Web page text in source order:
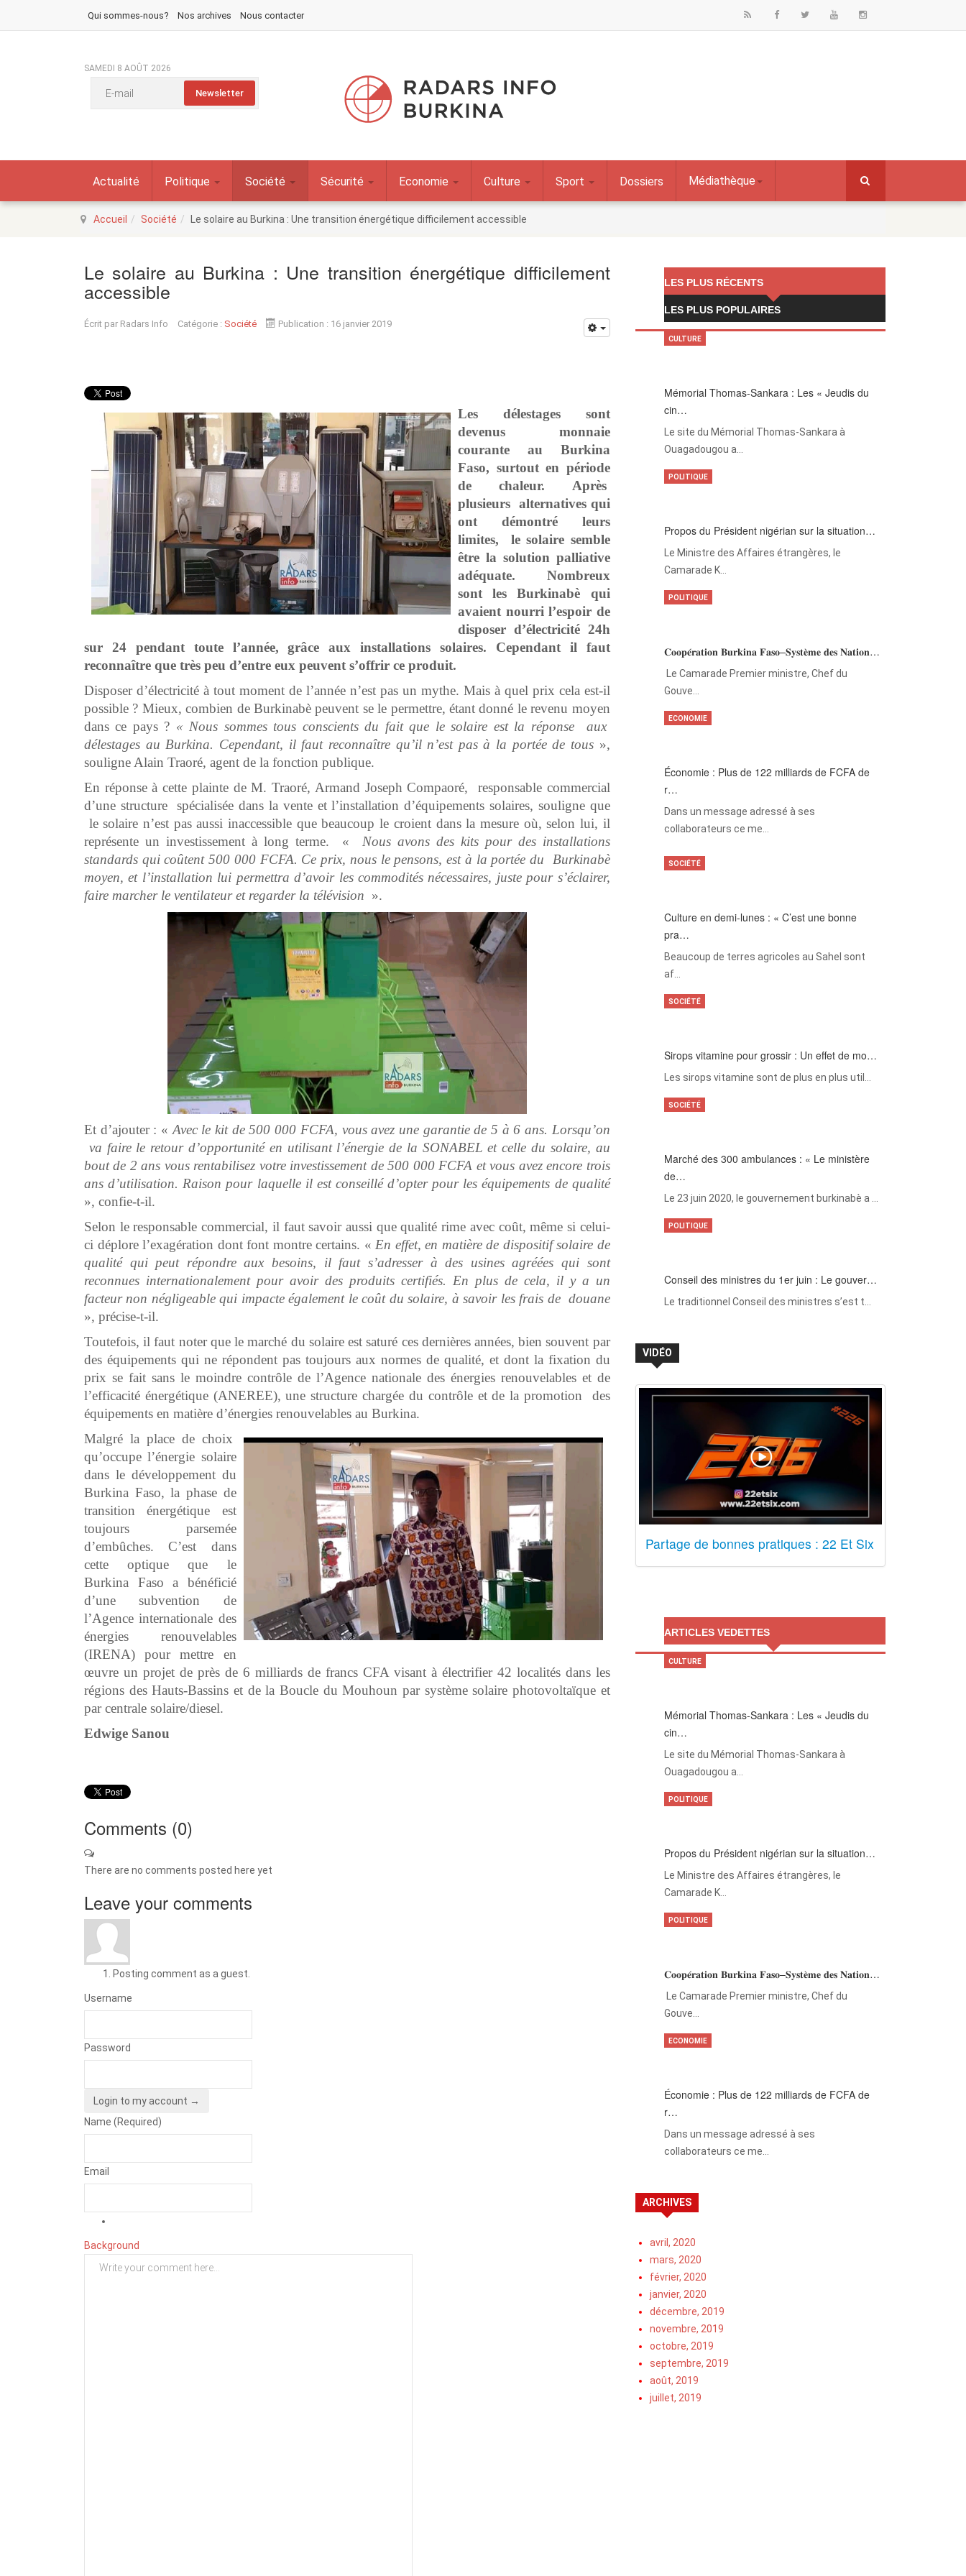
Qui sommes-nous? Nos archives Nous contacter
SAMEDI 8 AOÛT 2026
Actualité Politique Société Sécurité Economie Culture Sport Dossiers Médiathèque
Accueil Société Le solaire au Burkina : Une transition énergétique difficilement accessible
Le solaire au Burkina : Une transition énergétique difficilement
accessible
Écrit par Radars Info Catégorie : Société Publication : 16 janvier 2019
Les délestages sont
devenus monnaie
courante au Burkina
Faso, surtout en période
de chaleur. Après
plusieurs alternatives qui
ont démontré leurs
limites, le solaire semble
être la solution palliative
adéquate. Nombreux
sont les Burkinabè qui
avaient nourri l’espoir de
disposer d’électricité 24h
sur 24 pendant toute l’année, grâce aux installations solaires. Cependant il faut
reconnaître que très peu d’entre eux peuvent s’offrir ce produit.
Disposer d’électricité à tout moment de l’année n’est pas un mythe. Mais à quel prix cela est-il
possible ? Mieux, combien de Burkinabè peuvent se le permettre, étant donné le revenu moyen
dans ce pays ? « Nous sommes tous conscients du fait que le solaire est la réponse aux
délestages au Burkina. Cependant, il faut reconnaître qu’il n’est pas à la portée de tous »,
souligne Alain Traoré, agent de la fonction publique.
En réponse à cette plainte de M. Traoré, Armand Joseph Compaoré, responsable commercial
d’une structure spécialisée dans la vente et l’installation d’équipements solaires, souligne que
le solaire n’est pas aussi inaccessible que beaucoup le croient dans la mesure où, selon lui, il
représente un investissement à long terme. « Nous avons des kits pour des installations
standards qui coûtent 500 000 FCFA. Ce prix, nous le pensons, est à la portée du Burkinabè
moyen, et l’installation lui permettra d’avoir les commodités nécessaires, juste pour s’éclairer,
faire marcher le ventilateur et regarder la télévision ».
Et d’ajouter : «Avec le kit de 500 000 FCFA, vous avez une garantie de 5 à 6 ans. Lorsqu’on
va faire le retour d’opportunité en utilisant l’énergie de la SONABEL et celle du solaire, au
bout de 2 ans vous rentabilisez votre investissement de 500 000 FCFA et vous avez encore trois
ans d’utilisation. Raison pour laquelle il est conseillé d’opter pour les équipements de qualité
», confie-t-il.
Selon le responsable commercial, il faut savoir aussi que qualité rime avec coût, même si celui-
ci déplore l’exagération dont font montre certains. «En effet, en matière de dispositif solaire de
qualité qui peut répondre aux besoins, il faut s’adresser à des usines agréées qui sont
reconnues internationalement pour avoir des produits certifiés. En plus de cela, il y a un
facteur non négligeable qui impacte également le coût du solaire, à savoir les frais de douane
», précise-t-il.
Toutefois, il faut noter que le marché du solaire est saturé ces dernières années, bien souvent par
des équipements qui ne répondent pas toujours aux normes de qualité, et dont la fixation du
prix se fait sans le moindre contrôle de l’Agence nationale des énergies renouvelables et de
l’efficacité énergétique (ANEREE), une structure chargée du contrôle et de la promotion des
équipements en matière d’énergies renouvelables au Burkina.
Malgré la place de choix
qu’occupe l’énergie solaire
dans le développement du
Burkina Faso, la phase de
transition énergétique est
toujours parsemée
d’embûches. C’est dans
cette optique que le
Burkina Faso a bénéficié
d’une subvention de
l’Agence internationale des
énergies renouvelables
(IRENA) pour mettre en
œuvre un projet de près de 6 milliards de francs CFA visant à électrifier 42 localités dans les
régions des Hauts-Bassins et de la Boucle du Mouhoun par système solaire photovoltaïque et
par centrale solaire/diesel.
Edwige Sanou
Comments (0)
There are no comments posted here yet
Leave your comments
Posting comment as a guest.
Username
Password
Login to my account →
Name (Required)
Email
Background
LES PLUS RÉCENTS
LES PLUS POPULAIRES
Mémorial Thomas-Sankara : Les « Jeudis du
cin…
Le site du Mémorial Thomas-Sankara à
Ouagadougou a…
CULTURE
Propos du Président nigérian sur la situation…
Le Ministre des Affaires étrangères, le
Camarade K…
POLITIQUE
𝐂𝐨𝐨𝐩𝐞́𝐫𝐚𝐭𝐢𝐨𝐧 𝐁𝐮𝐫𝐤𝐢𝐧𝐚 𝐅𝐚𝐬𝐨–𝐒𝐲𝐬𝐭𝐞̀𝐦𝐞 𝐝𝐞𝐬 𝐍𝐚𝐭𝐢𝐨𝐧…
‎Le Camarade Premier ministre, Chef du
Gouve…
POLITIQUE
Économie : Plus de 122 milliards de FCFA de
r…
Dans un message adressé à ses
collaborateurs ce me…
ECONOMIE
Culture en demi-lunes : « C’est une bonne
pra…
Beaucoup de terres agricoles au Sahel sont
af…
SOCIÉTÉ
Sirops vitamine pour grossir : Un effet de mo…
Les sirops vitamine sont de plus en plus util…
SOCIÉTÉ
Marché des 300 ambulances : « Le ministère
de…
Le 23 juin 2020, le gouvernement burkinabè a …
SOCIÉTÉ
Conseil des ministres du 1er juin : Le gouver…
Le traditionnel Conseil des ministres s’est t…
POLITIQUE
VIDÉO
Partage de bonnes pratiques : 22 Et Six
ARTICLES VEDETTES
Mémorial Thomas-Sankara : Les « Jeudis du
cin…
Le site du Mémorial Thomas-Sankara à
Ouagadougou a…
CULTURE
Propos du Président nigérian sur la situation…
Le Ministre des Affaires étrangères, le
Camarade K…
POLITIQUE
𝐂𝐨𝐨𝐩𝐞́𝐫𝐚𝐭𝐢𝐨𝐧 𝐁𝐮𝐫𝐤𝐢𝐧𝐚 𝐅𝐚𝐬𝐨–𝐒𝐲𝐬𝐭𝐞̀𝐦𝐞 𝐝𝐞𝐬 𝐍𝐚𝐭𝐢𝐨𝐧…
‎Le Camarade Premier ministre, Chef du
Gouve…
POLITIQUE
Économie : Plus de 122 milliards de FCFA de
r…
Dans un message adressé à ses
collaborateurs ce me…
ECONOMIE
ARCHIVES
avril, 2020
mars, 2020
février, 2020
janvier, 2020
décembre, 2019
novembre, 2019
octobre, 2019
septembre, 2019
août, 2019
juillet, 2019